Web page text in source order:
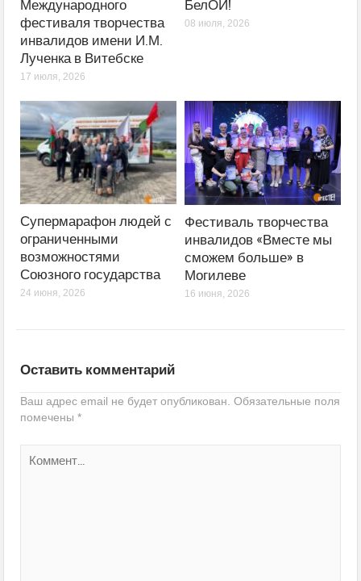
Международного
фестиваля творчества
инвалидов имени И.М.
Лученка в Витебске
17 июля, 2026
БелОИ!
08 июля, 2026
Супермарафон людей с
ограниченными
возможностями
Союзного государства
24 июня, 2026
Фестиваль творчества
инвалидов «Вместе мы
сможем больше» в
Могилеве
16 июня, 2026
Оставить комментарий
Ваш адрес email не будет опубликован. Обязательные поля
помечены*